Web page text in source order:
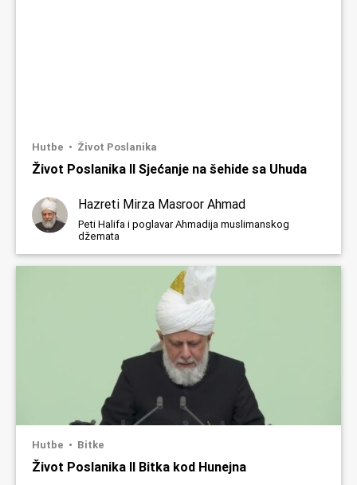
Hutbe Život Poslanika
Život Poslanika II Sjećanje na šehide sa Uhuda
Hazreti Mirza Masroor Ahmad
Peti Halifa i poglavar Ahmadija muslimanskog
džemata
Hutbe Bitke
Život Poslanika II Bitka kod Hunejna